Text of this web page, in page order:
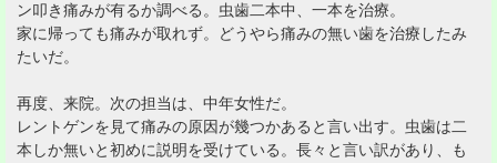
ン叩き痛みが有るか調べる。虫歯二本中、一本を治療。
家に帰っても痛みが取れず。どうやら痛みの無い歯を治療したみ
たいだ。
再度、来院。次の担当は、中年女性だ。
レントゲンを見て痛みの原因が幾つかあると言い出す。虫歯は二
本しか無いと初めに説明を受けている。長々と言い訳があり、も